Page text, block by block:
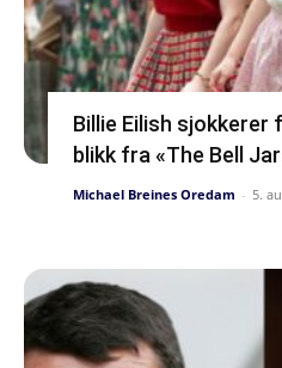
Billie Eilish
blikk fra «The Bell
Michael Breines Oredam - 5.